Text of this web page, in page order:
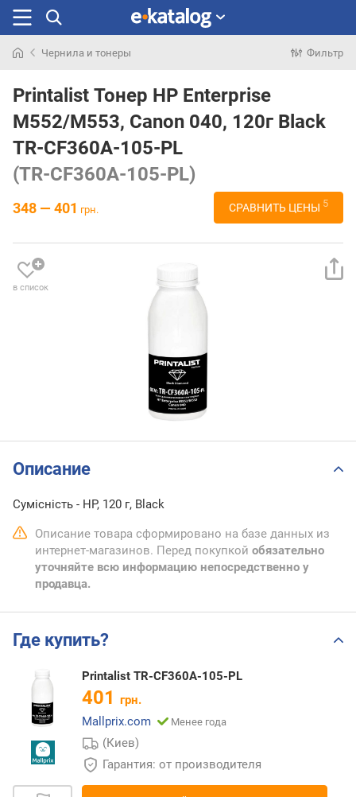
раньше
Чернила и тонеры Фильтр
Printalist Тонер HP Enterprise
M552/M553, Canon 040, 120г Black
TR-CF360A-105-PL
(TR-CF360A-105-PL)
348 — 401 грн. СРАВНИТЬ ЦЕНЫ 5
в список
Описание
Сумісність - HP, 120 г, Black
Описание товара сформировано на базе данных из
интернет-магазинов. Перед покупкой обязательно
уточняйте всю информацию непосредственно у
продавца.
Где купить?
Printalist TR-CF360A-105-PL
401 грн.
Mallprix.com
Менее года
(Киев)
Гарантия: от производителя